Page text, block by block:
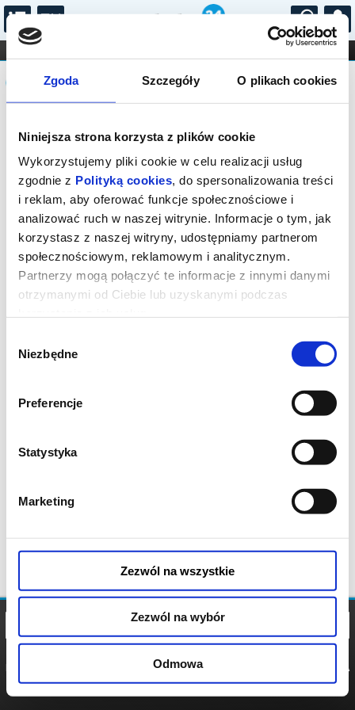
Zgoda Szczegóły O plikach cookies
Niniejsza strona korzysta z plików cookie
Wykorzystujemy pliki cookie w celu realizacji usług
zgodnie z Polityką cookies, do spersonalizowania treści
i reklam, aby oferować funkcje społecznościowe i
analizować ruch w naszej witrynie. Informacje o tym, jak
korzystasz z naszej witryny, udostępniamy partnerom
społecznościowym, reklamowym i analitycznym.
Partnerzy mogą połączyć te informacje z innymi danymi
otrzymanymi od Ciebie lub uzyskanymi podczas
zgody
Niezbędne
Preferencje
Statystyka
Marketing
Zezwól na wszystkie
Zezwól na wybór
Odmowa
...
FILHARMONIA OPERA I BALET
STAND-UP
DLA DZIECI
Komunikat
Sprzedaż on-line została zakończona,
sprawdź dostępność biletów w kasie.
POLITYKA
POLITYKA